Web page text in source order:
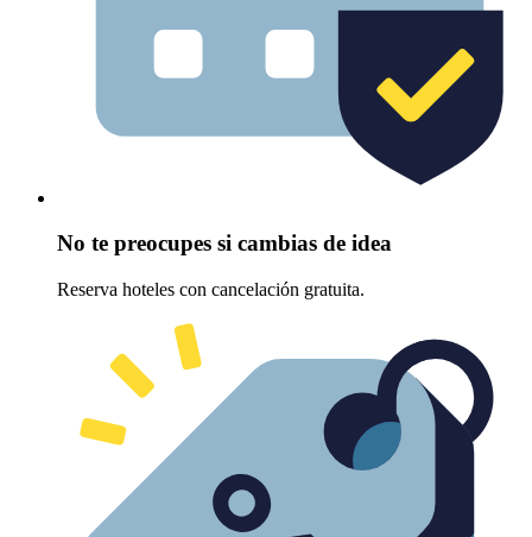
No te preocupes si cambias de idea
Reserva hoteles con cancelación gratuita.